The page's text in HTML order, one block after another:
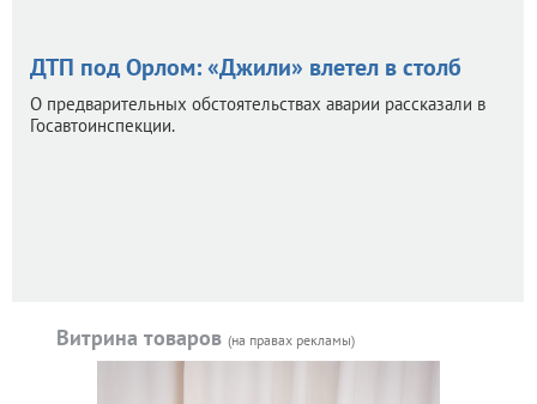
ДТП под Орлом: «Джили» влетел в столб
О предварительных обстоятельствах аварии рассказали в
Госавтоинспекции.
Витрина товаров (на правах рекламы)